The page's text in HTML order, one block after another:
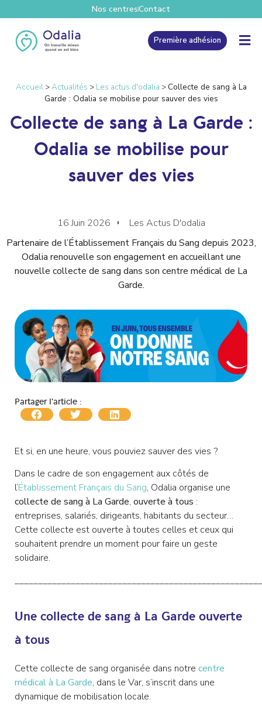
Nos centresContact
Première adhésion
Accueil>Actualités > Les actus d'odalia > Collecte de sang à La
Garde : Odalia se mobilise pour sauver des vies
Collecte de sang à La Garde :
Odalia se mobilise pour
sauver des vies
16 Juin 2026
Les Actus D'odalia
Partenaire de l’Établissement Français du Sang depuis 2023,
Odalia renouvelle son engagement en accueillant une
nouvelle collecte de sang dans son centre médical de La
Garde.
Partager l'article :
Et si, en une heure, vous pouviez sauver des vies ?
Dans le cadre de son engagement aux côtés de
l’Établissement Français du Sang, Odalia organise une
collecte de sang à La Garde, ouverte à tous :
entreprises, salariés, dirigeants, habitants du secteur…
Cette collecte est ouverte à toutes celles et ceux qui
souhaitent prendre un moment pour faire un geste
solidaire.
Une collecte de sang à La Garde ouverte
à tous
Cette collecte de sang organisée dans notre centre
médical à La Garde, dans le Var, s’inscrit dans une
dynamique de mobilisation locale.